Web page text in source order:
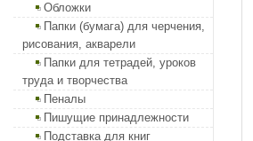
Обложки
Папки (бумага) для черчения,
рисования, акварели
Папки для тетрадей, уроков
труда и творчества
Пеналы
Пишущие принадлежности
Подставка для книг